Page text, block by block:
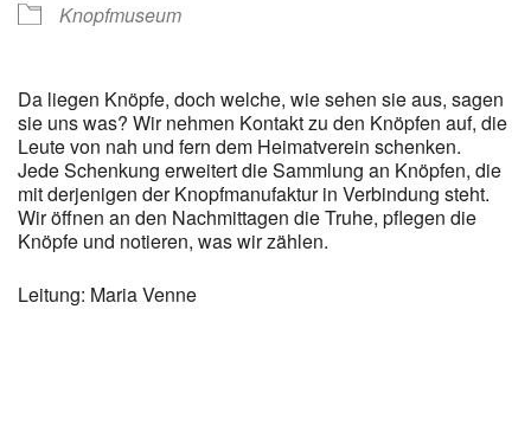
Knopfmuseum
Da liegen Knöpfe, doch welche, wie sehen sie aus, sagen
sie uns was? Wir nehmen Kontakt zu den Knöpfen auf, die
Leute von nah und fern dem Heimatverein schenken.
Jede Schenkung erweitert die Sammlung an Knöpfen, die
mit derjenigen der Knopfmanufaktur in Verbindung steht.
Wir öffnen an den Nachmittagen die Truhe, pflegen die
Knöpfe und notieren, was wir zählen.
Leitung: Maria Venne